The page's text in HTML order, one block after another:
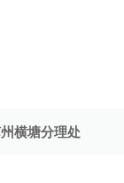
横塘分理处